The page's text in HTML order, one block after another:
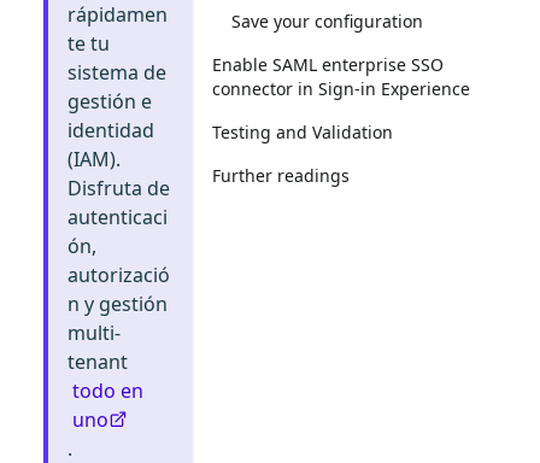
rápidamen
te tu
sistema de
gestión e
identidad
(IAM).
Disfruta de
autenticaci
ón,
autorizació
n y gestión
multi-
tenant
todo en
uno
.
Save your configuration
Enable SAML enterprise SSO
connector in Sign-in Experience
Testing and Validation
Further readings